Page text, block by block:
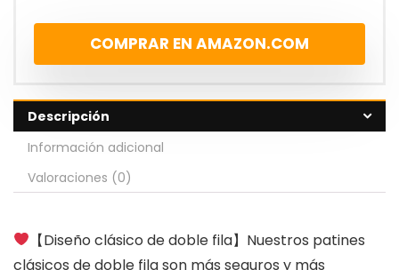
COMPRAR EN AMAZON.COM
Descripción
Información adicional
Valoraciones (0)
【Diseño clásico de doble fila】Nuestros patines
clásicos de doble fila son más seguros y más